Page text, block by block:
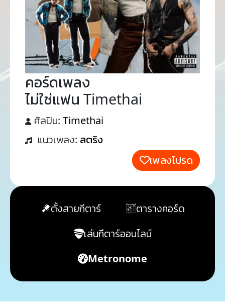
คอร์ดเพลง
ไม่ใช่แฟน Timethai
ศิลปิน: Timethai
แนวเพลง: สตริง
เพลงโปรด
ตั้งสายกีตาร์
ตารางคอร์ด
เล่นกีตาร์ออนไลน์
Metronome